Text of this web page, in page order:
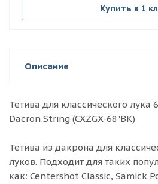
Купить в 1
Описание
Тетива для классического лука
Dacron String (CXZGX-68"BK)
Тетива из дакрона для
луков. Подходит для таких
как: Centershot Classic, Samick